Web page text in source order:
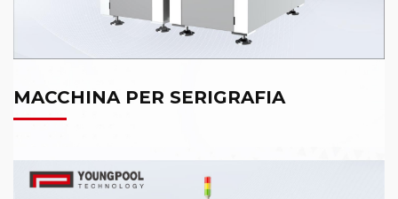
MACCHINA PER SERIGRAFIA